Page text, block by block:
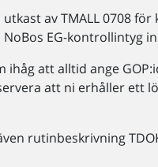
utkast av TMALL 0708
NoBos EG-kontrollintyg
ihåg att alltid ange
att ni erhåller ett
rutinbeskrivning